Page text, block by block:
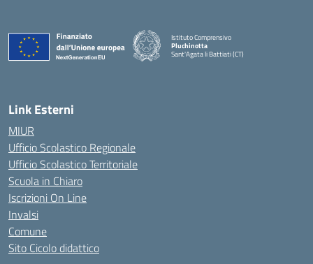
Istituto Comprensivo
Pluchinotta
Sant'Agata li Battiati (CT)
— Visita la pagina iniziale della scuola
Link Esterni
MIUR
Ufficio Scolastico Regionale
Ufficio Scolastico Territoriale
Scuola in Chiaro
Iscrizioni On Line
Invalsi
Comune
Sito Cicolo didattico